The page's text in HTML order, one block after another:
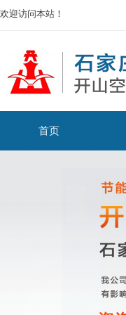
欢迎访问本站！
首页